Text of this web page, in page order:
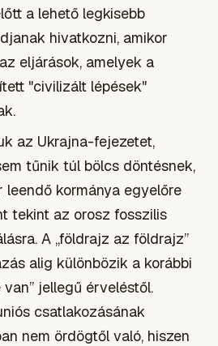
a lehető legkisebb
hivatkozni, amikor
eljárások, amelyek a
"civilizált lépések"
az Ukrajna-fejezetet,
tűnik túl bölcs döntésnek,
kormánya egyelőre
tekint az orosz fosszilis
A „földrajz az földrajz”
alig különbözik a korábbi
jellegű érveléstől.
csatlakozásának
nem ördögtől való, hiszen